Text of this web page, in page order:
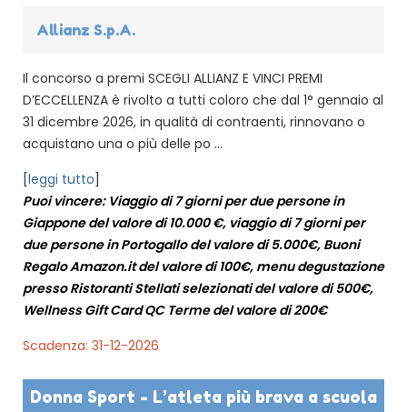
Allianz S.p.A.
Il concorso a premi SCEGLI ALLIANZ E VINCI PREMI
D’ECCELLENZA è rivolto a tutti coloro che dal 1° gennaio al
31 dicembre 2026, in qualità di contraenti, rinnovano o
acquistano una o più delle po ...
[leggi tutto]
Puoi vincere: Viaggio di 7 giorni per due persone in
Giappone del valore di 10.000 €, viaggio di 7 giorni per
due persone in Portogallo del valore di 5.000€, Buoni
Regalo Amazon.it del valore di 100€, menu degustazione
presso Ristoranti Stellati selezionati del valore di 500€,
Wellness Gift Card QC Terme del valore di 200€
Scadenza: 31-12-2026
Donna Sport - L’atleta più brava a scuola